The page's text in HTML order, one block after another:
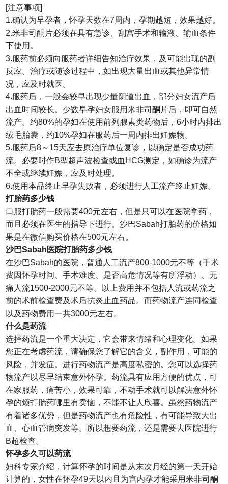
[注意事项]
1.确认为早孕者，怀孕天数在7周内，孕期越短，效果越好。
2.米非司酮片必须在具有急诊、刮宫手术和输液、输血条件
下使用。
3.服药前必须向服药者详细告知治疗效果，及可能出现的副
反应。治疗或随诊过程中，如出现大量出血或其他异常情
况，应及时就医。
4.服药后，一般会较早出现少量阴道出血，部分妇女流产后
出血时间较长。少数早孕妇女服用米非司酮片后，即可自然
流产。约80%的孕妇在使用前列腺素类药物后，6小时内排出
绒毛胎囊，约10%孕妇在服药后一周内排出妊娠物。
5.服药后8～15天应去原治疗单位复诊，以确定是否成功药
流。必要时作B型超声波检查或血HCG测定，如确诊为流产
不全或继续妊娠，应及时处理。
6.使用本品终止早孕失败者，必须进行人工流产终止妊娠。
打胎药多少钱
口服打胎药一般需要400元左右，但是只可以在医院拿药，
而且必须在医生的指导下进行。沙巴Sabah打胎药的价格如
果是在微信购买价格在500元左右。
沙巴Sabah医院打胎药多少钱
在沙巴Sabah的医院，普通人工流产800-1000元不等（手术
费因怀孕时间、手术难度、是否高危情况等有所浮动）、无
痛人流1500-2000元不等。以上费用并不包括人流或药流之
前的术前检查费及术后抗炎止血药品。而药物流产连同检查
以及药物费用一共3000元左右。
什么是药流
选择药流是一个重大决定，它会带来情绪和心理变化。如果
您正在考虑药流，请确保您了解它的含义，副作用，可能的
风险，并发症。进行药物流产是高度私密的。您可以选择药
物流产以尽早结束意外怀孕。药流具有应用方便的优点，可
在家服药，痛苦小，效果可靠，不动手术就可以解决意外怀
孕的烦打胎药哪里有卖恼，不能不让人欣喜。虽然药物流产
有着诸多优势，但是药物流产也有危险性，有可能导致大出
血、心血管病突发等。所以想要药流，还是需要去医院进行
B超检查。
怀孕多久可以药流
妇科专家介绍，计算怀孕的时间是从末次月经的第一天开始
计算的，女性在怀孕49天以内且为宫内孕才能采用米非司酮